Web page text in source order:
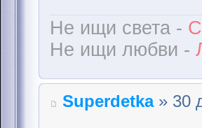
Не ищи света -
Не ищи любви -
Superdetka» 30